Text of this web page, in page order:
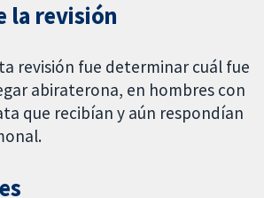
la revisión
revisión fue determinar cuál fue
abiraterona, en hombres con
que recibían y aún respondían